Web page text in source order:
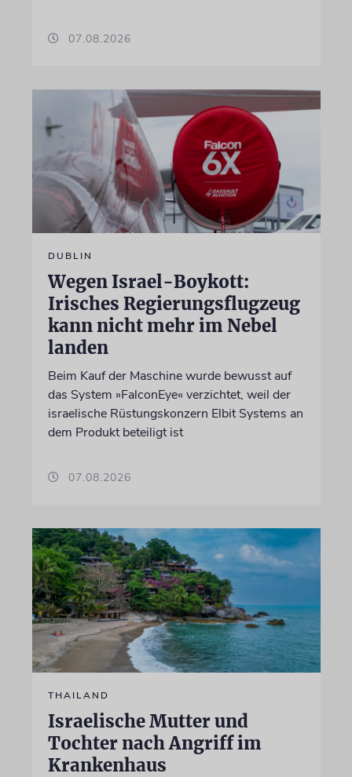
07.08.2026
DUBLIN
Wegen Israel-Boykott:
Irisches Regierungsflugzeug
kann nicht mehr im Nebel
landen
Beim Kauf der Maschine wurde bewusst auf
das System »FalconEye« verzichtet, weil der
israelische Rüstungskonzern Elbit Systems an
dem Produkt beteiligt ist
07.08.2026
THAILAND
Israelische Mutter und
Tochter nach Angriff im
Krankenhaus